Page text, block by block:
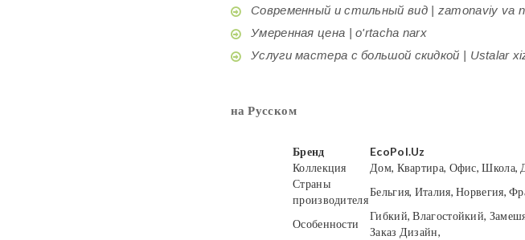
Современный и стильный вид | zamonaviy va
Умеренная цена | o'rtacha narx
Услуги мастера с большой скидкой | Ustalar
на Русском
Бренд EcoPol.Uz
Коллекция
Дом, Квартира, Офис, Школа,
Страны
производителя
Бельгия, Италия, Норвегия,
Особенности
Гибкий, Влагостойкий,
Заказ Дизайн,